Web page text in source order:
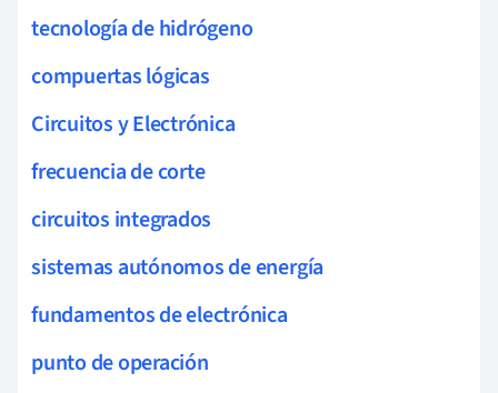
tecnología de hidrógeno
compuertas lógicas
Circuitos y Electrónica
frecuencia de corte
circuitos integrados
sistemas autónomos de energía
fundamentos de electrónica
punto de operación